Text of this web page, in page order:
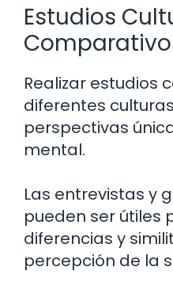
Estudios
Realizar estudios
diferentes
perspectivas
mental.
Las entrevistas y
pueden ser útiles
diferencias y
percepción de la